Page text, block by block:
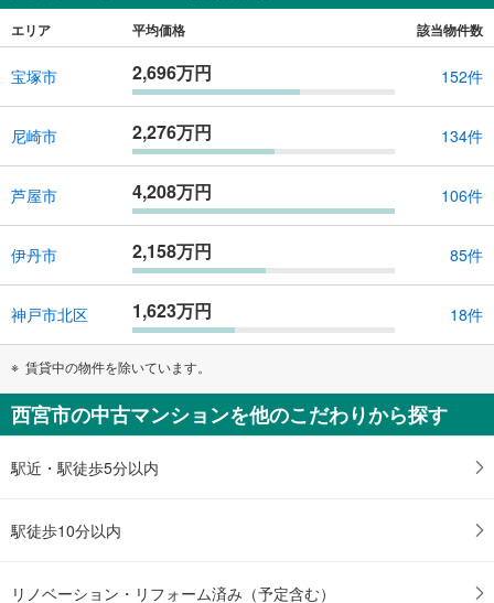
エリア 平均価格 該当物件数
宝塚市 2,696万円 152件
尼崎市 2,276万円 134件
芦屋市 4,208万円 106件
伊丹市 2,158万円 85件
神戸市北区 1,623万円 18件
賃貸中の物件を除いています。
西宮市の中古マンションを他のこだわりから探す
駅近・駅徒歩5分以内
駅徒歩10分以内
リノベーション・リフォーム済み（予定含む）